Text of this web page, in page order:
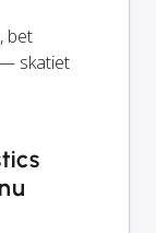
bet
skatiet